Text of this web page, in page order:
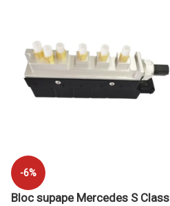
-6%
Bloc supape Mercedes S Class